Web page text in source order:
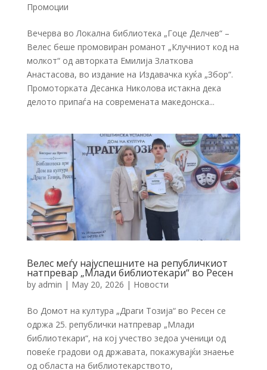
Промоции
Вечерва во Локална библиотека „Гоце Делчев“ –
Велес беше промовиран романот „Клучниот код на
молкот“ од авторката Емилија Златкова
Анастасова, во издание на Издавачка куќа „Збор“.
Промоторката Десанка Николова истакна дека
делото припаѓа на современата македонска...
Велес меѓу најуспешните на републичкиот
натпревар „Млади библиотекари“ во Ресен
by admin | May 20, 2026 | Новости
Во Домот на култура „Драги Тозија“ во Ресен се
одржа 25. републички натпревар „Млади
библиотекари“, на кој учество зедоа ученици од
повеќе градови од државата, покажувајќи знаење
од областа на библиотекарството,